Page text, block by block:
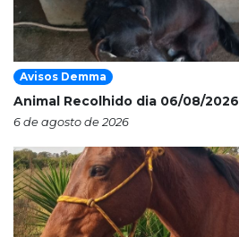
Avisos Demma
Animal Recolhido dia 06/08/2026
6 de agosto de 2026